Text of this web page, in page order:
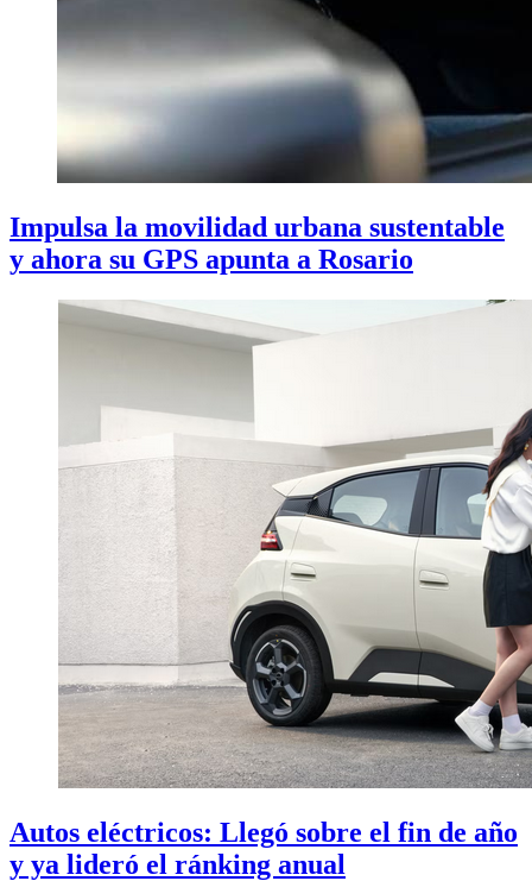
Impulsa la movilidad urbana sustentable
y ahora su GPS apunta a Rosario
Autos eléctricos: Llegó sobre el fin de año
y ya lideró el ránking anual